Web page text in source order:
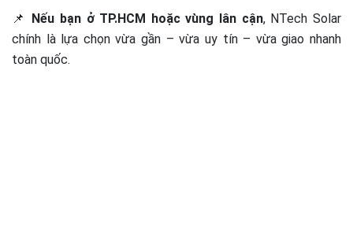
📌 Nếu bạn ở TP.HCM hoặc vùng lân cận, NTech Solar
chính là lựa chọn vừa gần – vừa uy tín – vừa giao nhanh
toàn quốc.